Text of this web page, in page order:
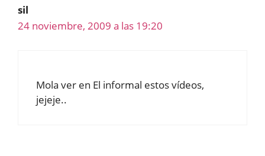
sil
24 noviembre, 2009 a las 19:20
Mola ver en El informal estos vídeos,
jejeje..